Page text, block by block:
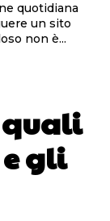
quotidiana
un sito
non è...
gli